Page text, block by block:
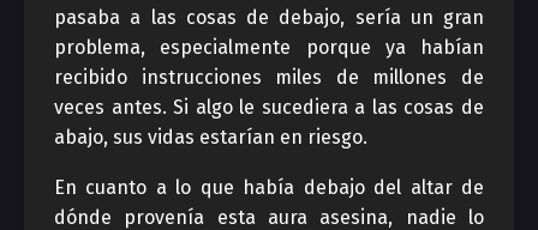
pasaba a las cosas de debajo, sería un gran
problema, especialmente porque ya habían
recibido instrucciones miles de millones de
veces antes. Si algo le sucediera a las cosas de
abajo, sus vidas estarían en riesgo.
En cuanto a lo que había debajo del altar de
dónde provenía esta aura asesina, nadie lo